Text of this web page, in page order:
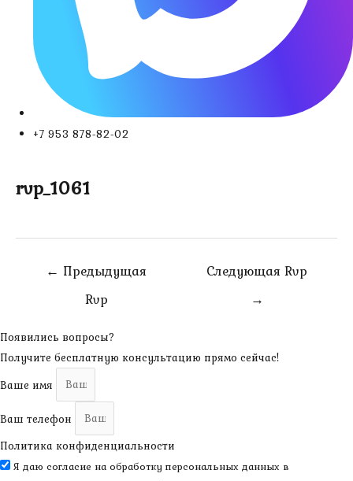
+7 953 878-82-02
rvp_1061
Навигация
← Предыдущая
Rvp
Следующая Rvp
→
Появились вопросы?
Получите бесплатную консультацию прямо сейчас!
Ваше имя
Ваш телефон
Политика конфиденциальности
Я даю согласие на обработку персональных данных в